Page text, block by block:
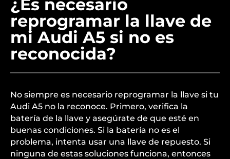
¿Es necesario
reprogramar la llave de
mi Audi A5 si no es
reconocida?
No siempre es necesario reprogramar la llave si tu
Audi A5 no la reconoce. Primero, verifica la
batería de la llave y asegúrate de que esté en
buenas condiciones. Si la batería no es el
problema, intenta usar una llave de repuesto. Si
ninguna de estas soluciones funciona, entonces